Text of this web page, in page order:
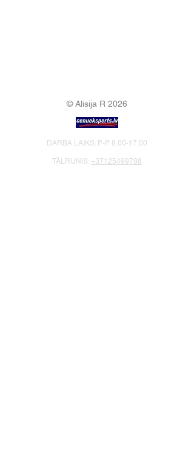
© Alisija R 2026
DARBA LAIKS: P-P 8.00-17.00
TĀLRUNIS: +37125499788